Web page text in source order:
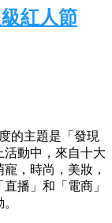
紅人節
的主題是「發現
動中，來自十大
，時尚，美妝，
播」和「電商」